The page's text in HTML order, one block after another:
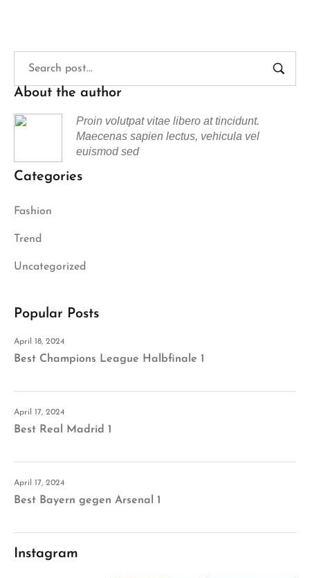
About the author
Proin volutpat vitae libero at tincidunt.
Maecenas sapien lectus, vehicula vel
euismod sed
Categories
Fashion
Trend
Uncategorized
Popular Posts
April 18, 2024
Best Champions League Halbfinale 1
April 17, 2024
Best Real Madrid 1
April 17, 2024
Best Bayern gegen Arsenal 1
Instagram